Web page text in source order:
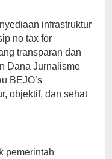
infrastruktur
no tax for
transparan dan
Dana Jurnalisme
BEJO’s
objektif, dan sehat
pemerintah